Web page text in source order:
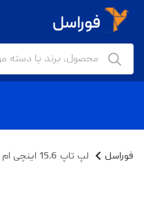
فوراسل لپ تاپ 15.6 اینچی ام اس آی مدل Cyborg 15 A13UDX-i7 13620H-32GB DDR5-1TB SSD-RTX3050-FHD - کاستوم شده